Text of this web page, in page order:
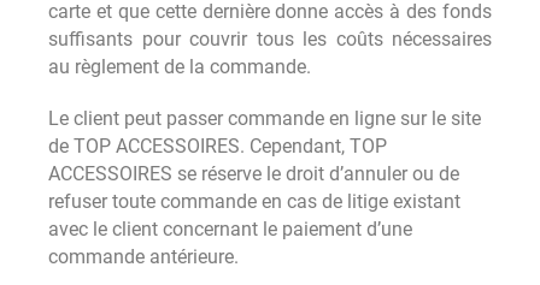
carte et que cette dernière donne accès à des fonds
suffisants pour couvrir tous les coûts nécessaires
au règlement de la commande.
Le client peut passer commande en ligne sur le site
de TOP ACCESSOIRES. Cependant, TOP
ACCESSOIRES se réserve le droit d’annuler ou de
refuser toute commande en cas de litige existant
avec le client concernant le paiement d’une
commande antérieure.